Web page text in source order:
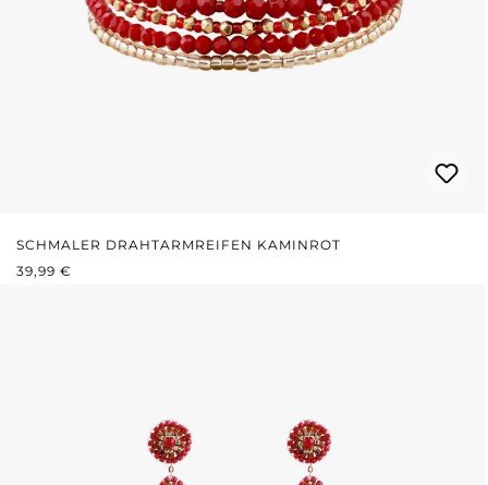
SCHMALER DRAHTARMREIFEN KAMINROT
REGULÄRER PREIS:
39,99 €